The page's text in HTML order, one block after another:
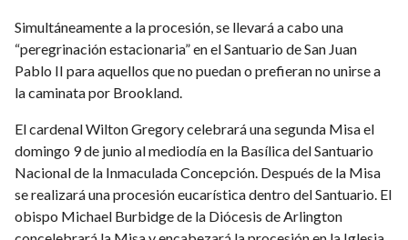
Simultáneamente a la procesión, se llevará a cabo una
“peregrinación estacionaria” en el Santuario de San Juan
Pablo II para aquellos que no puedan o prefieran no unirse a
la caminata por Brookland.
El cardenal Wilton Gregory celebrará una segunda Misa el
domingo 9 de junio al mediodía en la Basílica del Santuario
Nacional de la Inmaculada Concepción. Después de la Misa
se realizará una procesión eucarística dentro del Santuario. El
obispo Michael Burbidge de la Diócesis de Arlington